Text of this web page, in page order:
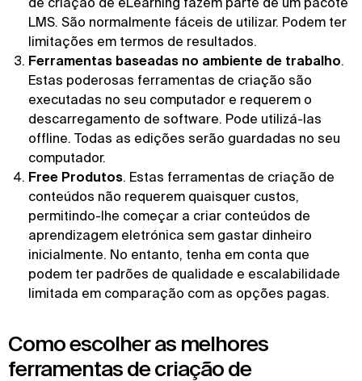
LMS. São normalmente fáceis de utilizar. Podem ter
limitações em termos de resultados.
Ferramentas baseadas no ambiente de trabalho.
Estas poderosas ferramentas de criação são
executadas no seu computador e requerem o
descarregamento de software. Pode utilizá-las
offline. Todas as edições serão guardadas no seu
computador.
Free Produtos. Estas ferramentas de criação de
conteúdos não requerem quaisquer custos,
permitindo-lhe começar a criar conteúdos de
aprendizagem eletrónica sem gastar dinheiro
inicialmente. No entanto, tenha em conta que
podem ter padrões de qualidade e escalabilidade
limitada em comparação com as opções pagas.
Como escolher as melhores
ferramentas de criação de